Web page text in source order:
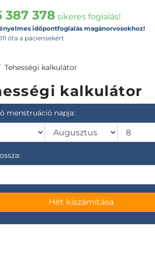
387 378 sikeres foglalás!
időpontfoglalás magánorvosokhoz!
óta a páciensekért
Tehességi kalkulátor
kalkulátor
menstruáció napja:
Hét kiszámítása